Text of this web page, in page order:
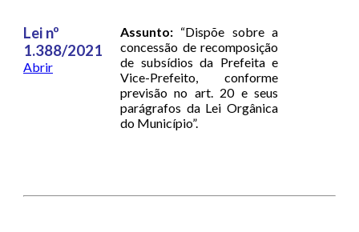
Lei nº
1.388/2021
Abrir
Assunto: “Dispõe sobre a
concessão de recomposição
de subsídios da Prefeita e
Vice-Prefeito, conforme
previsão no art. 20 e seus
parágrafos da Lei Orgânica
do Município”.